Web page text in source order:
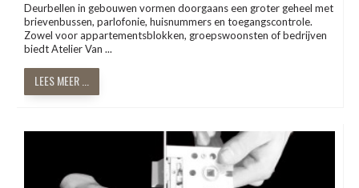
Deurbellen in gebouwen vormen doorgaans een groter geheel met
brievenbussen, parlofonie, huisnummers en toegangscontrole.
Zowel voor appartementsblokken, groepswoonsten of bedrijven
biedt Atelier Van ...
LEES MEER ...